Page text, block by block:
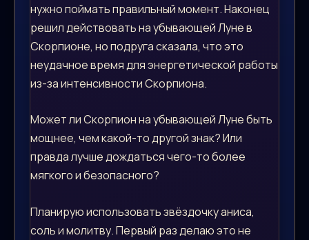
нужно поймать правильный момент. Наконец
решил действовать на убывающей Луне в
Скорпионе, но подруга сказала, что это
неудачное время для энергетической работы
из-за интенсивности Скорпиона.
Может ли Скорпион на убывающей Луне быть
мощнее, чем какой-то другой знак? Или
правда лучше дождаться чего-то более
мягкого и безопасного?
Планирую использовать звёздочку аниса,
соль и молитву. Первый раз делаю это не